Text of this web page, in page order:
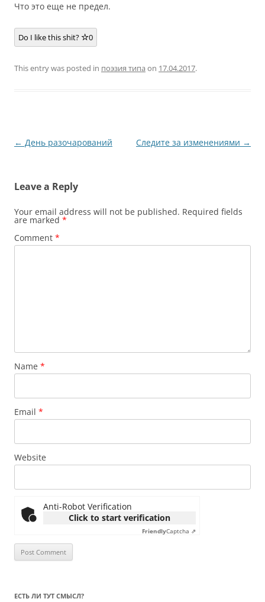
Что это еще не предел.
Do I like this shit? 0
This entry was posted in поэзия типа on 17.04.2017.
Post
← День разочарований Следите за изменениями →
Leave a Reply
Your email address will not be published. Required fields
are marked *
Comment *
Name *
Email *
Website
Anti-Robot Verification
Click to start verification
FriendlyCaptcha ⇗
ЕСТЬ ЛИ ТУТ СМЫСЛ?